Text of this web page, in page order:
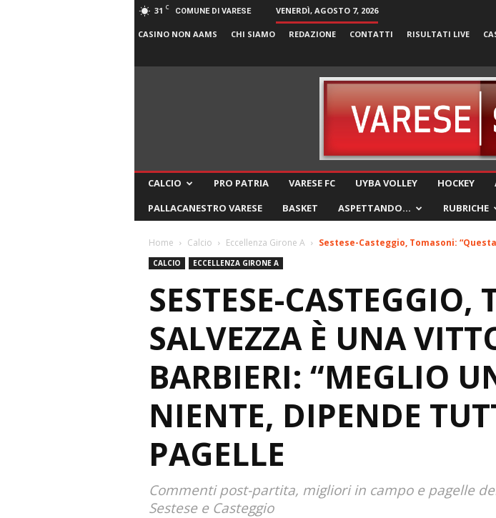
31 C COMUNE DI VARESE VENERDÌ, AGOSTO 7, 2026
CASINO NON AAMS CHI SIAMO REDAZIONE CONTATTI RISULTATI LIVE
CALCIO PRO PATRIA VARESE FC UYBA VOLLEY HOCKEY
PALLACANESTRO VARESE
BASKET ASPETTANDO… RUBRICHE
Home Calcio Eccellenza Girone A Sestese-Casteggio, Tomasoni:
CALCIO ECCELLENZA GIRONE A
SESTESE-
SALVEZZA È UNA
BARBIERI: “MEGLIO
NIENTE, DIPENDE
PAGELLE
Commenti post-partita, migliori in campo e pagelle
Sestese e Casteggio